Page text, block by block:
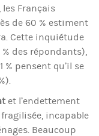
Français
de 60 % estiment
Cette inquiétude
% des répondants),
% pensent qu’il se
et l’endettement
incapable
Beaucoup